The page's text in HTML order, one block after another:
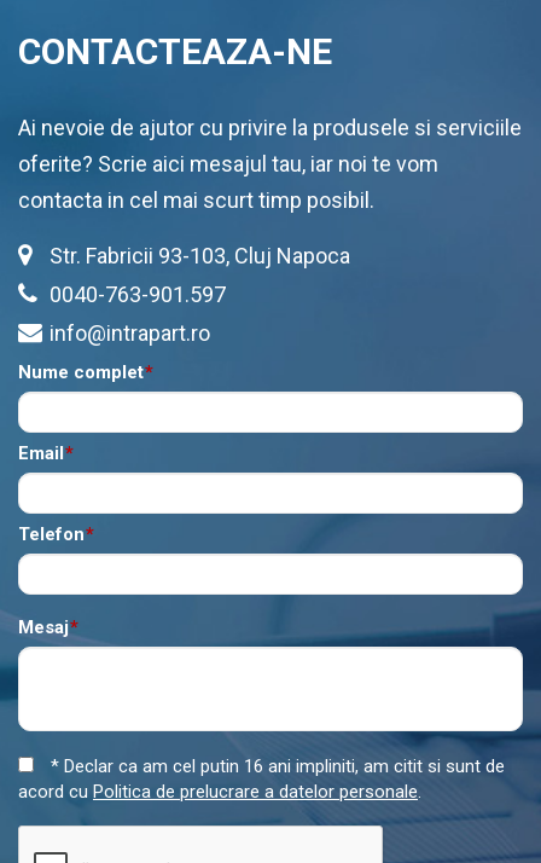
CONTACTEAZA-NE
Ai nevoie de ajutor cu privire la produsele si serviciile
oferite? Scrie aici mesajul tau, iar noi te vom
contacta in cel mai scurt timp posibil.
Str. Fabricii 93-103, Cluj Napoca
0040-763-901.597
info@intrapart.ro
*
Nume complet
*
Email
*
Telefon
*
Mesaj
* Declar ca am cel putin 16 ani impliniti, am citit si sunt de
acord cu Politica de prelucrare a datelor personale.